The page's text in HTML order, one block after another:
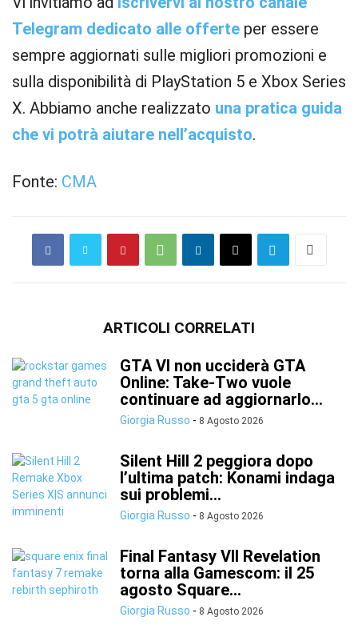
Telegram dedicato alle offerte per essere
sempre aggiornati sulle migliori promozioni e
sulla disponibilità di PlayStation 5 e Xbox Series
X. Abbiamo anche realizzato una pratica guida
che vi potrà aiutare nell’acquisto.
Fonte: CMA
ARTICOLI CORRELATI
GTA VI non ucciderà GTA
Online: Take-Two vuole
continuare ad aggiornarlo...
Giorgia Russo - 8 Agosto 2026
Silent Hill 2 peggiora dopo
l’ultima patch: Konami indaga
sui problemi...
Giorgia Russo - 8 Agosto 2026
Final Fantasy VII Revelation
torna alla Gamescom: il 25
agosto Square...
Giorgia Russo - 8 Agosto 2026